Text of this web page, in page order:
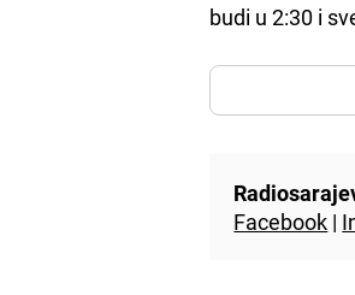
budi u 2:30 i
Facebook |